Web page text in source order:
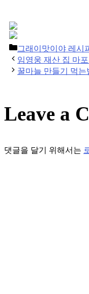
Categories
그래이맛이야 레시
Post
navigation
임영웅 재산 집 마
꿀마늘 만들기 먹는
Leave a
댓글을 달기 위해서는